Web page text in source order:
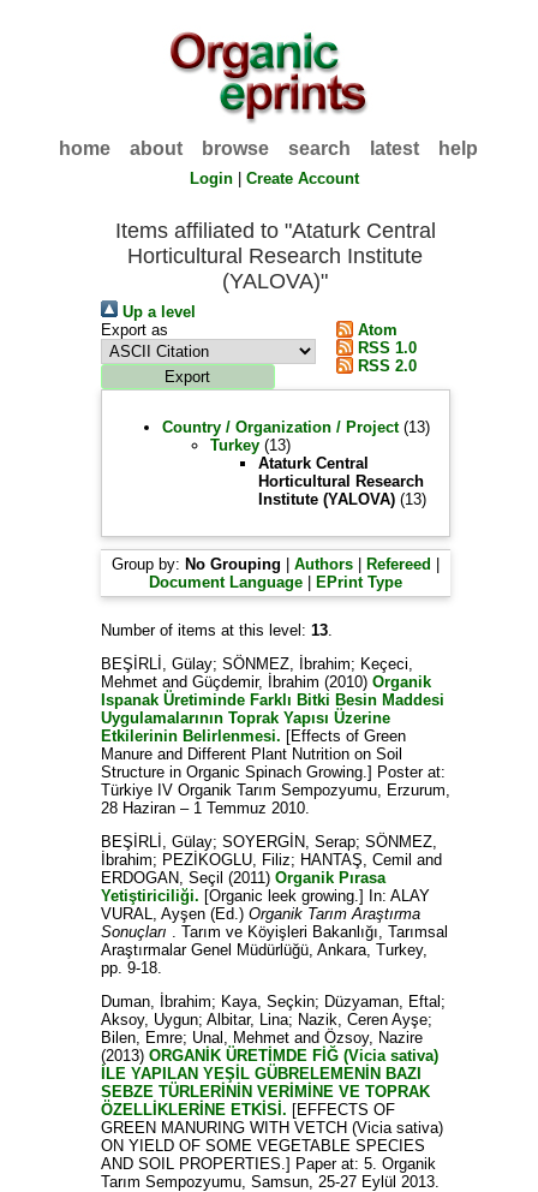
home about browse search latest help
Login |Create Account
Items affiliated to "Ataturk Central
Horticultural Research Institute
(YALOVA)"
Up a level
Export as
Atom
RSS 1.0
RSS 2.0
Country / Organization / Project(13)
Turkey(13)
Ataturk Central
Horticultural Research
Institute (YALOVA)(13)
Group by: No Grouping Authors| Refereed
Document Language| EPrint Type
Number of items at this level: 13.
BEŞİRLİ, Gülay; SÖNMEZ, İbrahim; Keçeci,
Mehmetand Güçdemir, İbrahim (2010) Organik
Ispanak Üretiminde Farklı Bitki Besin Maddesi
Uygulamalarının Toprak Yapısı Üzerine
Etkilerinin Belirlenmesi. [Effects of Green
Manure and Different Plant Nutrition on Soil
Structure in Organic Spinach Growing.] Poster at:
Türkiye IV Organik Tarım Sempozyumu, Erzurum,
28 Haziran – 1 Temmuz 2010.
BEŞİRLİ, Gülay; SOYERGİN, Serap; SÖNMEZ,
İbrahim; PEZİKOGLU, Filiz; HANTAŞ, Cemil and
ERDOGAN, Seçil (2011) Organik Pırasa
Yetiştiriciliği. [Organic leek growing.] In: ALAY
VURAL, Ayşen(Ed.) Organik Tarım Araştırma
Sonuçları . Tarım ve Köyişleri Bakanlığı, Tarımsal
Araştırmalar Genel Müdürlüğü, Ankara, Turkey,
pp. 9-18.
Duman, İbrahim; Kaya, Seçkin; Düzyaman, Eftal ;
Aksoy, Uygun; Albitar, Lina; Nazik, Ceren Ayşe;
Bilen, Emre; Unal, Mehmetand Özsoy, Nazire
(2013) ORGANİK ÜRETİMDE FİĞ (Vicia sativa)
İLE YAPILAN YEŞİL GÜBRELEMENİN BAZI
SEBZE TÜRLERİNİN VERİMİNE VE TOPRAK
ÖZELLİKLERİNE ETKİSİ. [EFFECTS OF
GREEN MANURING WITH VETCH (Vicia sativa)
ON YIELD OF SOME VEGETABLE SPECIES
AND SOIL PROPERTIES.] Paper at: 5. Organik
Tarım Sempozyumu, Samsun, 25-27 Eylül 2013.